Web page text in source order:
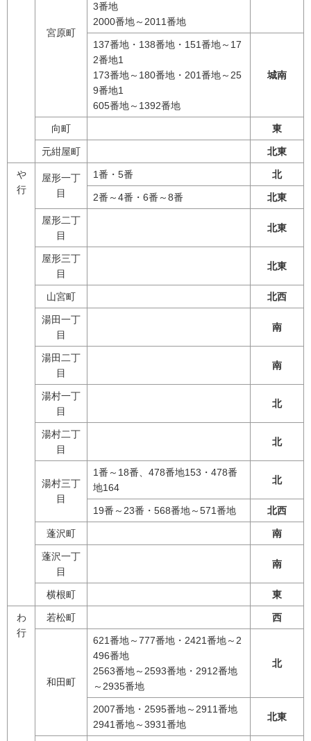
宮原町
3番地
2000番地～2011番地
137番地・138番地・151番地～17
2番地1
173番地～180番地・201番地～25
9番地1
605番地～1392番地
城南
向町 東
元紺屋町 北東
や
行
屋形一丁
目
1番・5番 北
2番～4番・6番～8番 北東
屋形二丁
目
北東
屋形三丁
目
北東
山宮町 北西
湯田一丁
目
南
湯田二丁
目
南
湯村一丁
目
北
湯村二丁
目
北
湯村三丁
目
1番～18番、478番地153・478番
地164
北
19番～23番・568番地～571番地 北西
蓬沢町 南
蓬沢一丁
目
南
横根町 東
わ
行
若松町 西
和田町
621番地～777番地・2421番地～2
496番地
2563番地～2593番地・2912番地
～2935番地
北
2007番地・2595番地～2911番地
2941番地～3931番地
北東